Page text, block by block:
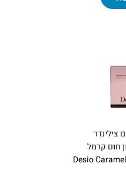
צילינדר
חום קרמל
Desio